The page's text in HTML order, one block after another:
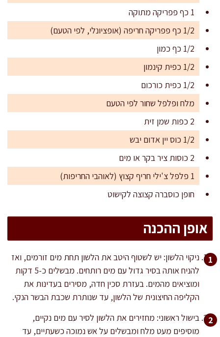
1 כף פפריקה מתוקה
1/2 כף פפריקה חריפה (אופציונלי, לפי הטעם)
1/2 כף כמון
1/2 כפית קינמון
1/2 כפית כורכום
מלח ופלפל שחור לפי הטעם
2 כפות שמן זית
1/2 כוס יין אדום יבש
2 כוסות ציר בקר או מים
1 פלפל צ'ילי חריף קצוץ (לאוהבי החריפות)
חופן כוסברה קצוצה לקישוט
אופן ההכנה
ניקוי הלשון: יש לשטוף היטב את הלשון תחת מים זורמים, ואז
להניח אותה בסיר גדול עם מים רותחים. מבשלים כ-5 דקות
ומוציאים מהמים. בעזרת סכין חדה, מסירים בעדינות את
הקליפה החיצונית של הלשון, עד שנותרת שכבת הבשר הנקי.
בישול ראשוני: מחזירים את הלשון לסיר עם מים נקיים,
מוסיפים מעט מלח ומבשלים על אש נמוכה כשעתיים, עד